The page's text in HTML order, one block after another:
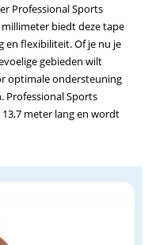
Professional Sports
biedt deze tape
en flexibiliteit. Of je nu je
gebieden wilt
optimale ondersteuning
Professional Sports
meter lang en wordt